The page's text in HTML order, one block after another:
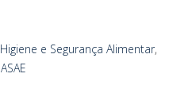
Higiene e Segurança Alimentar,
ASAE